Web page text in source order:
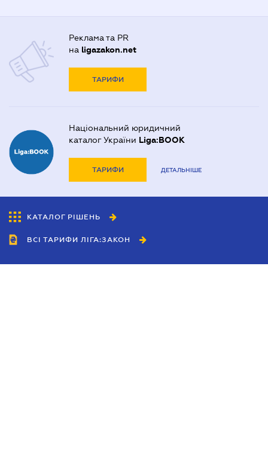
Реклама та PR
на ligazakon.net
ТАРИФИ
Національний юридичний
каталог України Liga:BOOK
ТАРИФИ ДЕТАЛЬНІШЕ
КАТАЛОГ РІШЕНЬ
ВСІ ТАРИФИ ЛІГА:ЗАКОН